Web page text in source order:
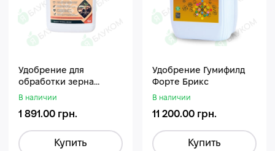
Удобрение для
обработки зерна
Стармакс Гумифос
В наличии
1 891.00 грн.
Купить
Удобрение Гумифилд
Форте Брикс
В наличии
11 200.00 грн.
Купить